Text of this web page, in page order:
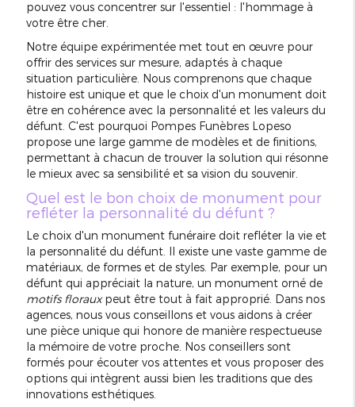
pouvez vous concentrer sur l'essentiel : l'hommage à
votre être cher.
Notre équipe expérimentée met tout en œuvre pour
offrir des services sur mesure, adaptés à chaque
situation particulière. Nous comprenons que chaque
histoire est unique et que le choix d'un monument doit
être en cohérence avec la personnalité et les valeurs du
défunt. C'est pourquoi Pompes Funèbres Lopeso
propose une large gamme de modèles et de finitions,
permettant à chacun de trouver la solution qui résonne
le mieux avec sa sensibilité et sa vision du souvenir.
Quel est le bon choix de monument pour
refléter la personnalité du défunt ?
Le choix d'un monument funéraire doit refléter la vie et
la personnalité du défunt. Il existe une vaste gamme de
matériaux, de formes et de styles. Par exemple, pour un
défunt qui appréciait la nature, un monument orné de
motifs florauxpeut être tout à fait approprié. Dans nos
agences, nous vous conseillons et vous aidons à créer
une pièce unique qui honore de manière respectueuse
la mémoire de votre proche. Nos conseillers sont
formés pour écouter vos attentes et vous proposer des
options qui intègrent aussi bien les traditions que des
innovations esthétiques.